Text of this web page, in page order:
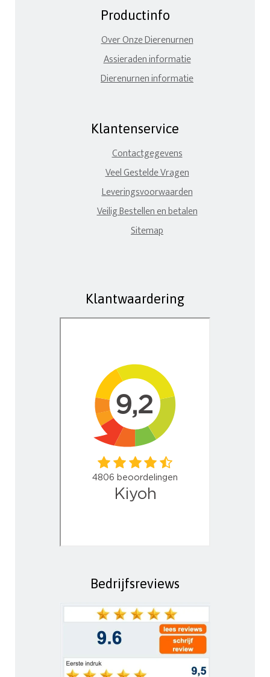
Productinfo
Over Onze Dierenurnen
Assieraden informatie
Dierenurnen informatie
Klantenservice
Contactgegevens
Veel Gestelde Vragen
Leveringsvoorwaarden
Veilig Bestellen en betalen
Sitemap
Klantwaardering
Bedrijfsreviews